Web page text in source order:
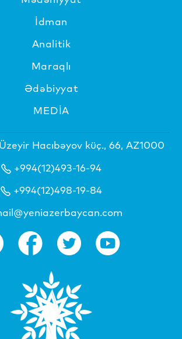
İdman
Analitik
Maraqlı
Ədəbiyyat
MEDİA
Hacıbəyov küç., 66, AZ1000
+994(12)493-16-94
+994(12)498-19-84